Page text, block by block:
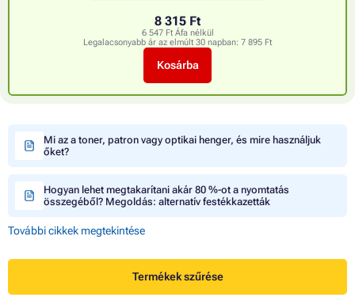
8 315 Ft
6 547 Ft Áfa nélkül
Legalacsonyabb ár az elmúlt 30 napban: 7 895 Ft
Kosárba
Mi az a toner, patron vagy optikai henger, és mire használjuk
őket?
Hogyan lehet megtakarítani akár 80 %-ot a nyomtatás
összegéből? Megoldás: alternatív festékkazetták
További cikkek megtekintése
Termékek szűrése